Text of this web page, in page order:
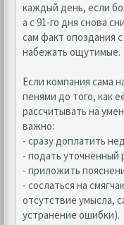
каждый день, если
а с 91-го дня снова
сам факт опоздания
набежать ощутимые.
Если компания сама
пенями до того, как
рассчитывать на
важно:
- сразу доплатить
- подать уточнённый
- приложить
- сослаться на
отсутствие умысла,
устранение ошибки).